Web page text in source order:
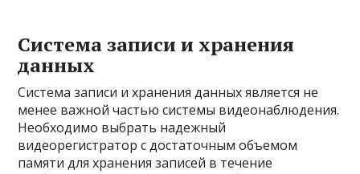
Система записи и хранения
данных
Система записи и хранения данных является не
менее важной частью системы видеонаблюдения.
Необходимо выбрать надежный
видеорегистратор с достаточным объемом
памяти для хранения записей в течение